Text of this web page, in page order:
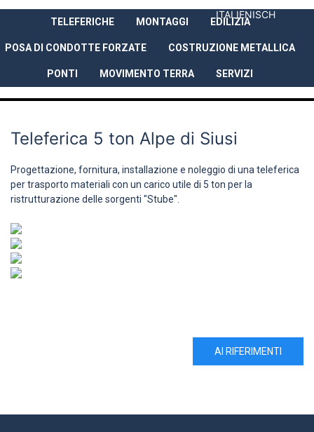
ITALIENISCH
AZIENDA
PRESTAZIONI
TELEFERICHE MONTAGGI EDILIZIA
POSA DI CONDOTTE FORZATE COSTRUZIONE METALLICA
PONTI MOVIMENTO TERRA SERVIZI
Teleferica 5 ton Alpe di Siusi
Progettazione, fornitura, installazione e noleggio di una teleferica
per trasporto materiali con un carico utile di 5 ton per la
ristrutturazione delle sorgenti "Stube".
AI RIFERIMENTI